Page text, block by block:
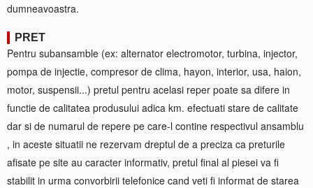
dumneavoastra.
PRET
Pentru subansamble (ex: alternator electromotor, turbina, injector,
pompa de injectie, compresor de clima, hayon, interior, usa, haion,
motor, suspensii...) pretul pentru acelasi reper poate sa difere in
functie de calitatea produsului adica km. efectuati stare de calitate
dar si de numarul de repere pe care-l contine respectivul ansamblu
, in aceste situatii ne rezervam dreptul de a preciza ca preturile
afisate pe site au caracter informativ, pretul final al piesei va fi
stabilit in urma convorbirii telefonice cand veti fi informat de starea